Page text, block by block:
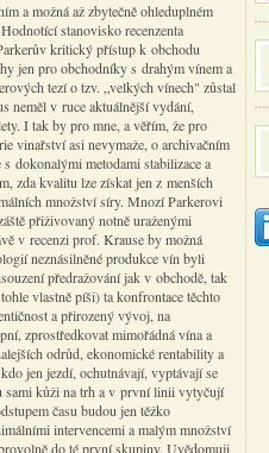
a možná až zbytečně ohleduplném
stanovisko recenzenta
kritický přístup k obchodu
jen pro obchodníky s drahým vínem a
tezí o tzv. „velkých vínech" zůstal
neměl v ruce aktuálnější vydání,
I tak by pro mne, a věřím, že pro
vinařství asi nevymaže, o archivačním
dokonalými metodami stabilizace a
zda kvalitu lze získat jen z menších
množství síry. Mnozí Parkerovi
přiživovaný notně uraženými
v recenzi prof. Krause by možná
neznásilněné produkce vín byli
předražování jak v obchodě, tak
vlastně píši) ta konfrontace těchto
a přirozený vývoj, na
zprostředkovat mimořádná vína a
odrůd, ekonomické rentability a
jen jezdí, ochutnávají, vyptávají se
sami kůži na trh a v první linii vytyčují
času budou jen těžko
intervencemi a malým množství
do té první skupiny. Uvědomuji